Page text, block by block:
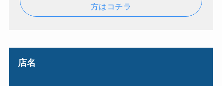
方はコチラ
店名